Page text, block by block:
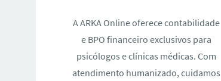
A ARKA Online oferece contabilidade
e BPO financeiro exclusivos para
psicólogos e clínicas médicas. Com
atendimento humanizado, cuidamos